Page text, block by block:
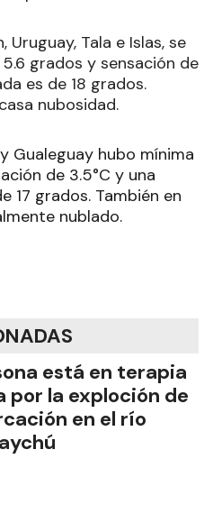
Uruguay, Tala e Islas, se
grados y sensación de
es de 18 grados.
nubosidad.
Gualeguay hubo mínima
de 3.5°C y una
17 grados. También en
nublado.
está en terapia
por la exploción de
en el río